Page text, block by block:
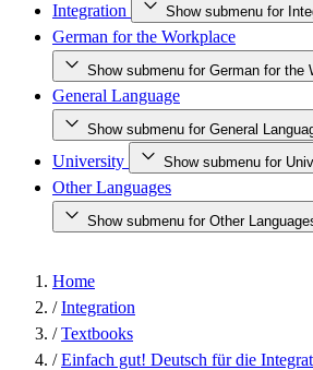
Integration Show submenu for
German for the Workplace
Show submenu for German for the
General Language
Show submenu for General
University Show submenu for
Other Languages
Show submenu for Other
Home
/ Integration
/ Textbooks
/ Einfach gut! Deutsch für die